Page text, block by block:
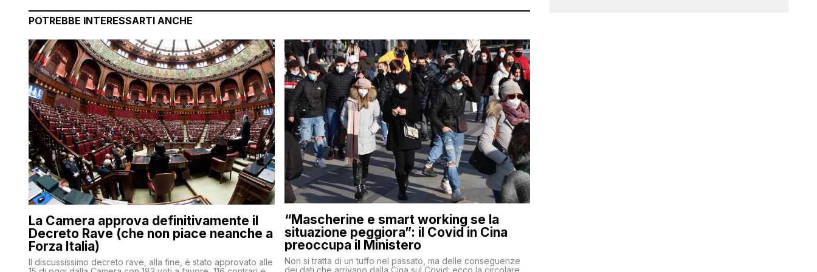
POTREBBE INTERESSARTI ANCHE
La Camera approva definitivamente il
Decreto Rave (che non piace neanche a
Forza Italia)
Il discussissimo decreto rave, alla fine, è stato approvato alle
“Mascherine e smart working se la
situazione peggiora”: il Covid in Cina
preoccupa il Ministero
Non si tratta di un tuffo nel passato, ma delle conseguenze
dei dati che arrivano dalla Cina sul Covid: ecco la circolare